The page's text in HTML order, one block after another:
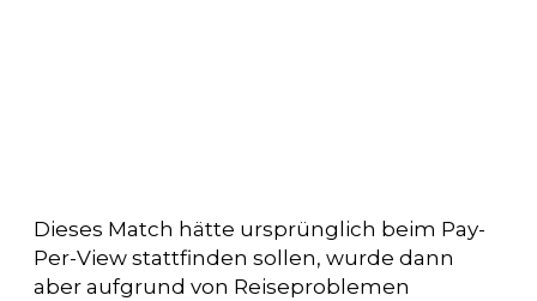
Dieses Match hätte ursprünglich beim Pay-
Per-View stattfinden sollen, wurde dann
aber aufgrund von Reiseproblemen